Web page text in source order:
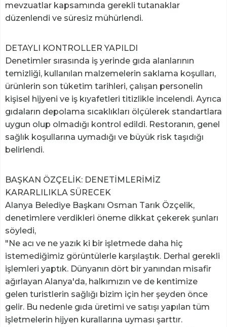
mevzuatlar kapsamında gerekli tutanaklar
düzenlendi ve süresiz mühürlendi.
DETAYLI KONTROLLER YAPILDI
Denetimler sırasında iş yerinde gıda alanlarının
temizliği, kullanılan malzemelerin saklama koşulları,
ürünlerin son tüketim tarihleri, çalışan personelin
kişisel hijyeni ve iş kıyafetleri titizlikle incelendi. Ayrıca
gıdaların depolama sıcaklıkları ölçülerek standartlara
uygun olup olmadığı kontrol edildi. Restoranın, genel
sağlık koşullarına uymadığı ve büyük risk taşıdığı
belirlendi.
BAŞKAN ÖZÇELİK: DENETİMLERİMİZ
KARARLILIKLA SÜRECEK
Alanya Belediye Başkanı Osman Tarık Özçelik,
denetimlere verdikleri öneme dikkat çekerek şunları
söyledi,
"Ne acı ve ne yazık ki bir işletmede daha hiç
istemediğimiz görüntülerle karşılaştık. Derhal gerekli
işlemleri yaptık. Dünyanın dört bir yanından misafir
ağırlayan Alanya'da, halkımızın ve de kentimize
gelen turistlerin sağlığı bizim için her şeyden önce
gelir. Bu nedenle gıda üretimi ve satışı yapılan tüm
işletmelerin hijyen kurallarına uyması şarttır.